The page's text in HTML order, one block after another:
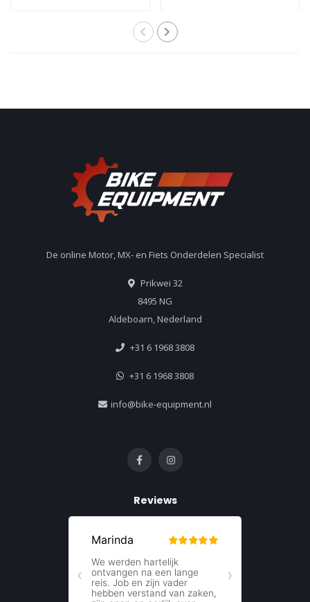
De online Motor, MX- en Fiets Onderdelen Specialist
Prikwei 32
8495 NG
Aldeboarn, Nederland
+31 6 1968 3808
+31 6 1968 3808
info@bike-equipment.nl
Reviews